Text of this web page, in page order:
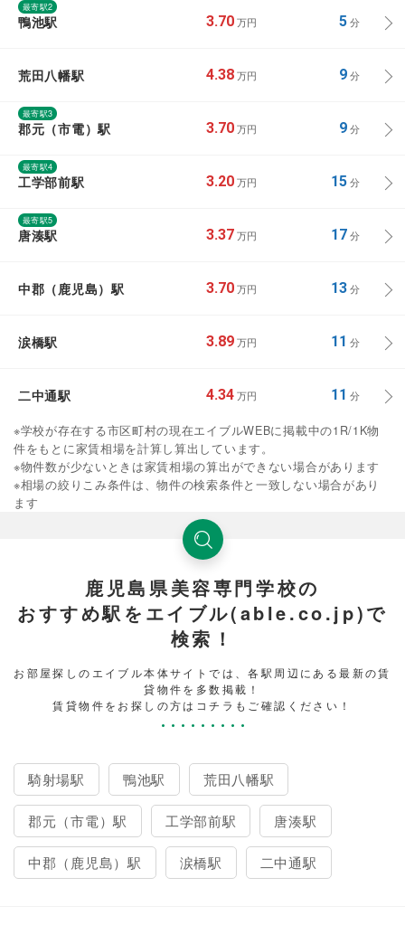
最寄駅2
鴨池駅 3.70 万円 5分
荒田八幡駅 4.38 万円 9分
最寄駅3
郡元（市電）駅 3.70 万円 9分
最寄駅4
工学部前駅 3.20 万円 15分
最寄駅5
唐湊駅 3.37 万円 17分
中郡（鹿児島）駅 3.70 万円 13分
涙橋駅 3.89 万円 11 分
二中通駅 4.34 万円 11 分
※学校が存在する市区町村の現在エイブルWEBに掲載中の1R/1K物
件をもとに家賃相場を計算し算出しています。
※物件数が少ないときは家賃相場の算出ができない場合があります
※相場の絞りこみ条件は、物件の検索条件と一致しない場合があり
ます
鹿児島県美容専門学校の
おすすめ駅をエイブル(able.co.jp)で
検索！
お部屋探しのエイブル本体サイトでは、各駅周辺にある最新の賃
貸物件を多数掲載！
賃貸物件をお探しの方はコチラもご確認ください！
騎射場駅 鴨池駅 荒田八幡駅
郡元（市電）駅 工学部前駅 唐湊駅
中郡（鹿児島）駅 涙橋駅 二中通駅